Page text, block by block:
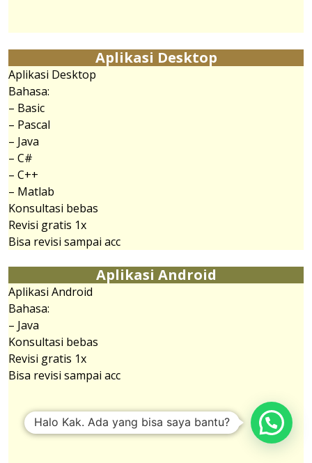
Aplikasi Desktop
Aplikasi Desktop
Bahasa:
– Basic
– Pascal
– Java
– C#
– C++
– Matlab
Konsultasi bebas
Revisi gratis 1x
Bisa revisi sampai acc
Aplikasi Android
Aplikasi Android
Bahasa:
– Java
Konsultasi bebas
Revisi gratis 1x
Bisa revisi sampai acc
Halo Kak. Ada yang bisa saya bantu?